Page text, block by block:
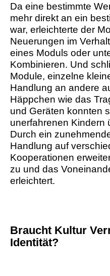
Da eine bestimmte
mehr direkt an ein
war, erleichterte der
Neuerungen im
eines Moduls oder
Kombinieren. Und
Module, einzelne
Handlung an andere
Häppchen wie das
und Geräten konnten
unerfahrenen Kindern
Durch ein
Handlung auf
Kooperationen
zu und das
erleichtert.
Braucht Kultur
Identität?